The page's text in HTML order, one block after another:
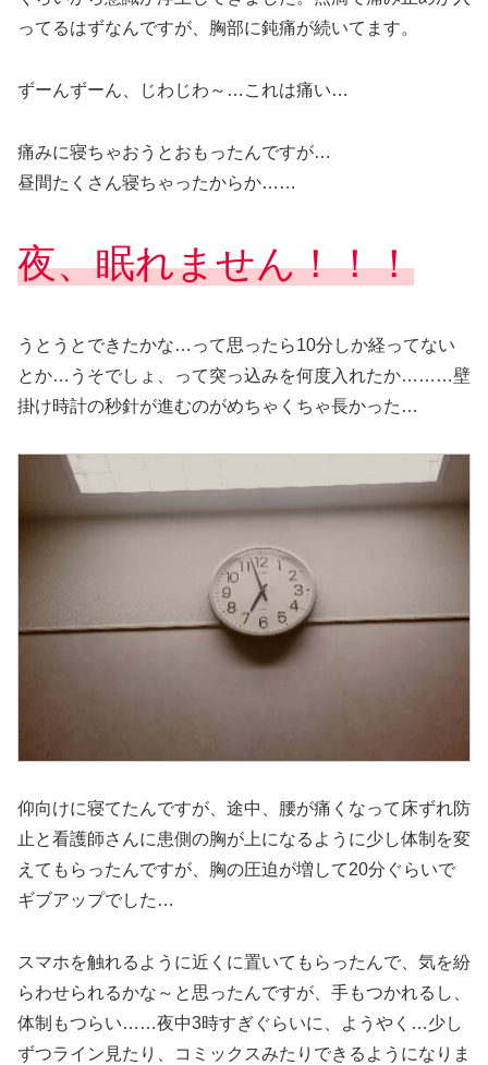
ってるはずなんですが、胸部に鈍痛が続いてます。
ずーんずーん、じわじわ～…これは痛い…
痛みに寝ちゃおうとおもったんですが…
昼間たくさん寝ちゃったからか……
夜、眠れません！！！
うとうとできたかな…って思ったら10分しか経ってない
とか…うそでしょ、って突っ込みを何度入れたか………壁
掛け時計の秒針が進むのがめちゃくちゃ長かった…
仰向けに寝てたんですが、途中、腰が痛くなって床ずれ防
止と看護師さんに患側の胸が上になるように少し体制を変
えてもらったんですが、胸の圧迫が増して20分ぐらいで
ギブアップでした…
スマホを触れるように近くに置いてもらったんで、気を紛
らわせられるかな～と思ったんですが、手もつかれるし、
体制もつらい……夜中3時すぎぐらいに、ようやく…少し
ずつライン見たり、コミックスみたりできるようになりま